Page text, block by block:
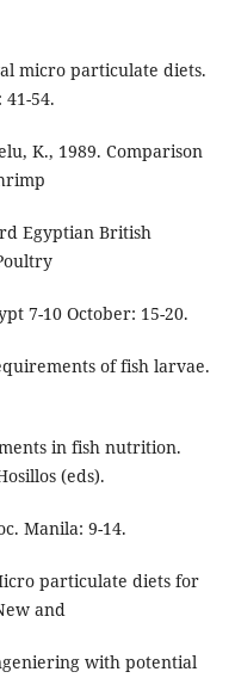
micro particulate diets.
54.
K., 1989. Comparison
Egyptian British
7-10 October: 15-20.
of fish larvae.
in fish nutrition.
(eds).
Manila: 9-14.
particulate diets for
and
with potential